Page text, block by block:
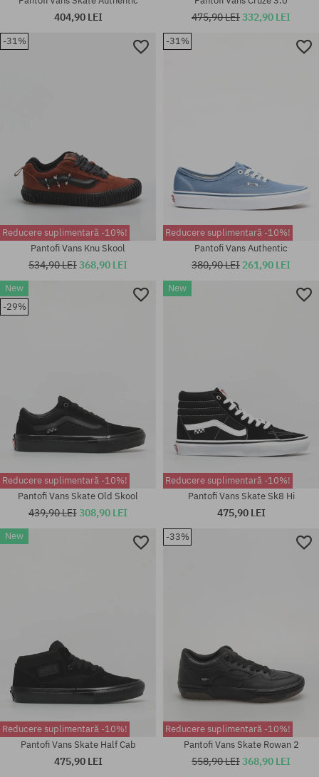
Mărimi existente:
Mărimi existente:
404,90 LEI 475,90 LEI332,90 LEI
-31%
Reducere suplimentară -10%!
Pantofi Vans Knu Skool
534,90 LEI368,90 LEI
-31%
Reducere suplimentară -10%!
Pantofi Vans Authentic
380,90 LEI 261,90 LEI
New
-29%
Reducere suplimentară -10%!
Pantofi Vans Skate Old Skool
439,90 LEI308,90 LEI
New
Reducere suplimentară -10%!
Pantofi Vans Skate Sk8 Hi
475,90 LEI
New
Reducere suplimentară -10%!
Pantofi Vans Skate Half Cab
475,90 LEI
-33%
Reducere suplimentară -10%!
Pantofi Vans Skate Rowan 2
558,90 LEI368,90 LEI